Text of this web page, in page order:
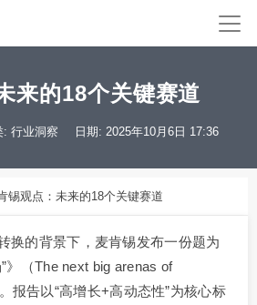
来的18个关键赛道
: 行业洞察 日期: 2025年10月6日 17:36
锡观点：未来的18个关键赛道
换的背景下，麦肯锡发布一份题为
”》（The next big arenas of
报告以“高增长+高动态性”为核心标